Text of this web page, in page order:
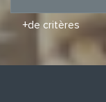
+de critères